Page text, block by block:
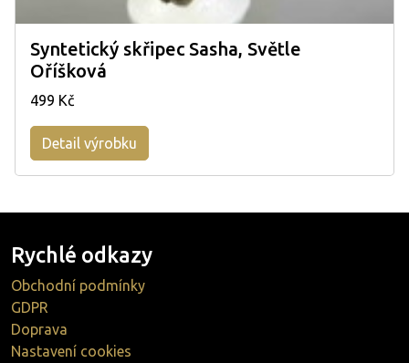
Syntetický skřipec Sasha, Světle
Oříšková
499 Kč
Detail výrobku
Rychlé odkazy
Obchodní podmínky
GDPR
Doprava
Nastavení cookies